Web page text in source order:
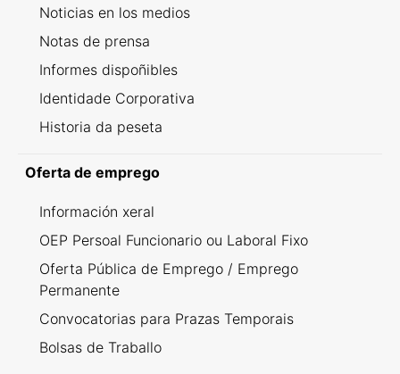
Noticias en los medios
Notas de prensa
Informes dispoñibles
Identidade Corporativa
Historia da peseta
Oferta de emprego
Información xeral
OEP Persoal Funcionario ou Laboral Fixo
Oferta Pública de Emprego / Emprego
Permanente
Convocatorias para Prazas Temporais
Bolsas de Traballo